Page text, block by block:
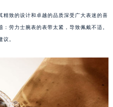
精致的设计和卓越的品质深受广大表迷的喜
劳力士腕表的表带太紧，导致佩戴不适。
议。